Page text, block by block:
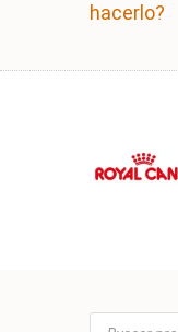
hacerlo?
Búsqueda